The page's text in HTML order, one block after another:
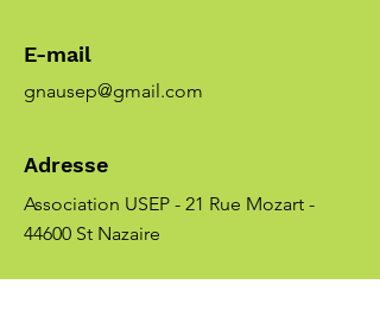
E-mail
gnausep@gmail.com
Adresse
Association USEP - 21 Rue Mozart -
44600 St Nazaire